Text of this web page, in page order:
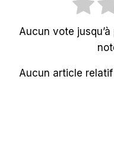
Aucun vote
Aucun article